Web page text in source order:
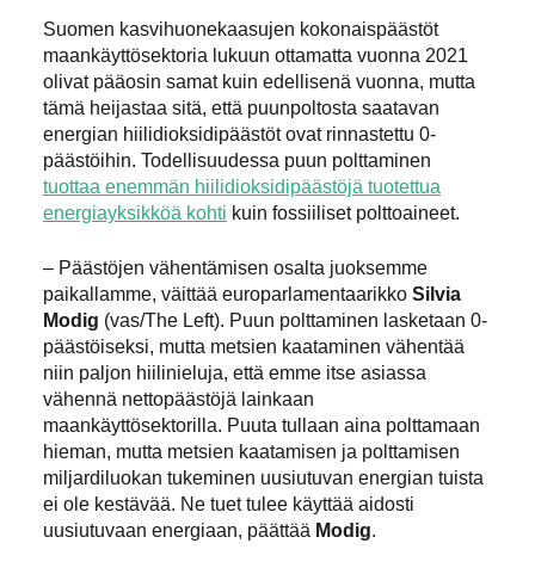
Suomen kasvihuonekaasujen kokonaispäästöt
maankäyttösektoria lukuun ottamatta vuonna 2021
olivat pääosin samat kuin edellisenä vuonna, mutta
tämä heijastaa sitä, että puunpoltosta saatavan
energian hiilidioksidipäästöt ovat rinnastettu 0-
päästöihin. Todellisuudessa puun polttaminen
tuottaa enemmän hiilidioksidipäästöjä tuotettua
energiayksikköä kohti kuin fossiiliset polttoaineet.
– Päästöjen vähentämisen osalta juoksemme
paikallamme, väittää europarlamentaarikko Silvia
Modig (vas/The Left). Puun polttaminen lasketaan 0-
päästöiseksi, mutta metsien kaataminen vähentää
niin paljon hiilinieluja, että emme itse asiassa
vähennä nettopäästöjä lainkaan
maankäyttösektorilla. Puuta tullaan aina polttamaan
hieman, mutta metsien kaatamisen ja polttamisen
miljardiluokan tukeminen uusiutuvan energian tuista
ei ole kestävää. Ne tuet tulee käyttää aidosti
uusiutuvaan energiaan, päättää Modig.